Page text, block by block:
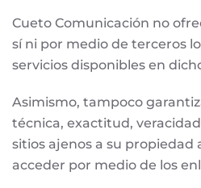
Cueto Comunicación no
sí ni por medio de terceros
servicios disponibles en
Asimismo, tampoco
técnica, exactitud,
sitios ajenos a su propiedad
acceder por medio de los